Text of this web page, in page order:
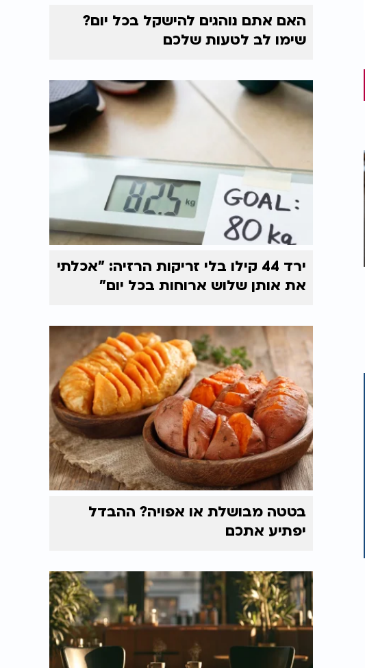
האם אתם נוהגים להישקל בכל יום?
שימו לב לטעות שלכם
ירד 44 קילו בלי זריקות הרזיה: "אכלתי
את אותן שלוש ארוחות בכל יום"
בטטה מבושלת או אפויה? ההבדל
יפתיע אתכם